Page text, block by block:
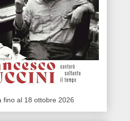
fino al 18 ottobre 2026